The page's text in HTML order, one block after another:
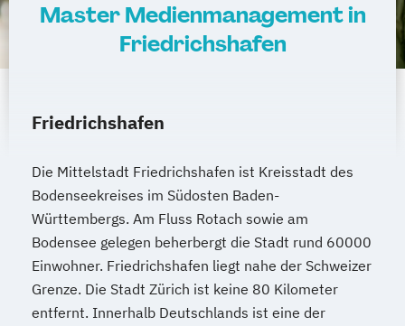
Master Medienmanagement in
Friedrichshafen
Friedrichshafen
Die Mittelstadt Friedrichshafen ist Kreisstadt des
Bodenseekreises im Südosten Baden-
Württembergs. Am Fluss Rotach sowie am
Bodensee gelegen beherbergt die Stadt rund 60000
Einwohner. Friedrichshafen liegt nahe der Schweizer
Grenze. Die Stadt Zürich ist keine 80 Kilometer
entfernt. Innerhalb Deutschlands ist eine der